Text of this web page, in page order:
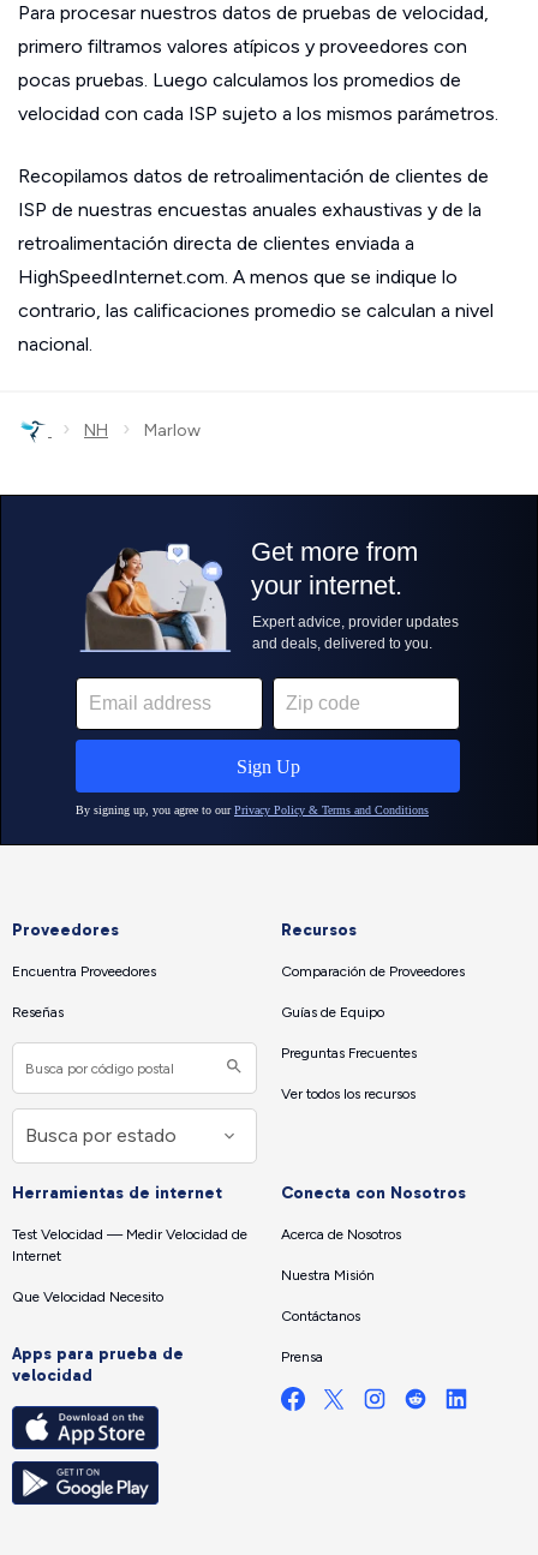
Para procesar nuestros datos de pruebas de velocidad,
primero filtramos valores atípicos y proveedores con
pocas pruebas. Luego calculamos los promedios de
velocidad con cada ISP sujeto a los mismos parámetros.
Recopilamos datos de retroalimentación de clientes de
ISP de nuestras encuestas anuales exhaustivas y de la
retroalimentación directa de clientes enviada a
HighSpeedInternet.com. A menos que se indique lo
contrario, las calificaciones promedio se calculan a nivel
nacional.
› NH › Marlow
Proveedores
Encuentra Proveedores
Reseñas
Recursos
Comparación de Proveedores
Guías de Equipo
Preguntas Frecuentes
Ver todos los recursos
Herramientas de internet
Test Velocidad — Medir Velocidad de
Internet
Que Velocidad Necesito
Apps para prueba de
velocidad
Conecta con Nosotros
Acerca de Nosotros
Nuestra Misión
Contáctanos
Prensa